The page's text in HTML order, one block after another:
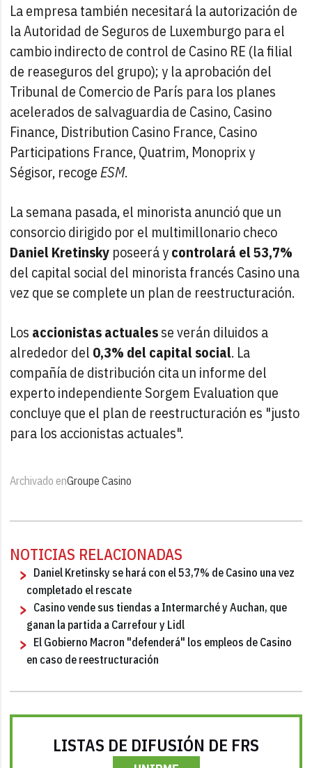
La empresa también necesitará la autorización de
la Autoridad de Seguros de Luxemburgo para el
cambio indirecto de control de Casino RE (la filial
de reaseguros del grupo); y la aprobación del
Tribunal de Comercio de París para los planes
acelerados de salvaguardia de Casino, Casino
Finance, Distribution Casino France, Casino
Participations France, Quatrim, Monoprix y
Ségisor, recogeESM.
La semana pasada, el minorista anunció que un
consorcio dirigido por el multimillonario checo
Daniel Kretinsky poseerá ycontrolará el 53,7%
del capital social del minorista francés Casino una
vez que se complete un plan de reestructuración.
Los accionistas actualesse verán diluidos a
alrededor del 0,3% del capital social. La
compañía de distribución cita un informe del
experto independiente Sorgem Evaluation que
concluye que el plan de reestructuración es "justo
para los accionistas actuales".
Archivado enGroupe Casino
NOTICIAS RELACIONADAS
Daniel Kretinsky se hará con el 53,7% de Casino una vez
completado el rescate
Casino vende sus tiendas a Intermarché y Auchan, que
ganan la partida a Carrefour y Lidl
El Gobierno Macron "defenderá" los empleos de Casino
en caso de reestructuración
LISTAS DE DIFUSIÓN DE FRS